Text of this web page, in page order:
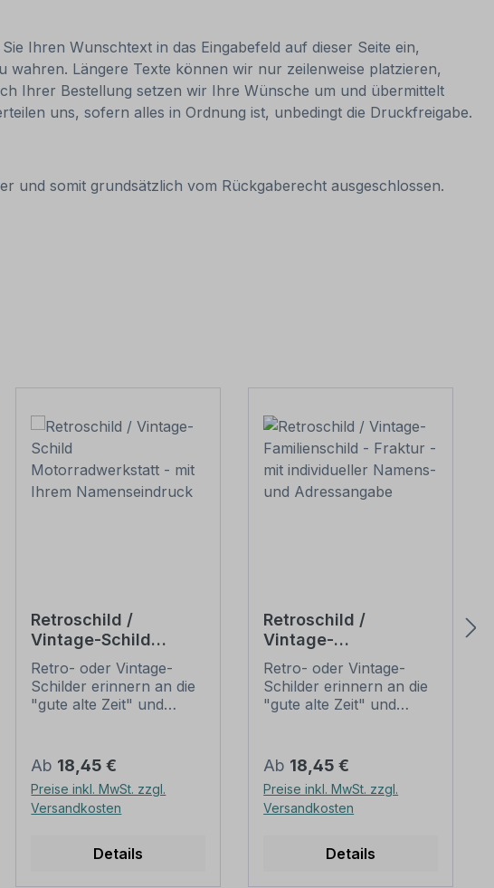
Ihren Wunschtext in das Eingabefeld auf dieser Seite ein,
Längere Texte können wir nur zeilenweise platzieren,
Ihrer Bestellung setzen wir Ihre Wünsche um und übermittelt
uns, sofern alles in Ordnung ist, unbedingt die Druckfreigabe.
und somit grundsätzlich vom Rückgaberecht ausgeschlossen.
Retroschild /
Vintage-Schild
Motorradwerkstatt -
mit Ihrem
Namenseindruck
Retro- oder Vintage-
Schilder erinnern an die
"gute alte Zeit" und
großer Beliebheit. Sind
diese Schilder im Original
nur schwer und häufig
nur zu horrenden Preise
neu produzierten
Regulärer Preis:
Ab 18,45 €
Preise inkl. MwSt. zzgl.
Versandkosten
Details
Retroschild /
Vintage-
Familienschild -
Fraktur - mit
individueller
Retro- oder Vintage-
Schilder erinnern an die
"gute alte Zeit" und
großer Beliebheit. Sind
diese Schilder im Original
nur schwer und häufig
nur zu horrenden Preise
neu produzierten
Regulärer Preis:
Ab 18,45 €
Preise inkl. MwSt. zzgl.
Versandkosten
Details